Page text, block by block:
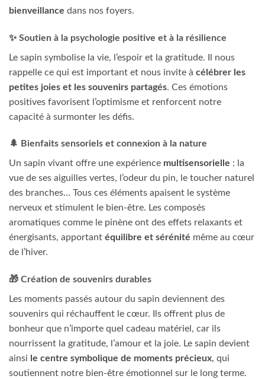
bienveillance dans nos foyers.
✨ Soutien à la psychologie positive et à la résilience
Le sapin symbolise la vie, l’espoir et la gratitude. Il nous
rappelle ce qui est important et nous invite à célébrer les
petites joies et les souvenirs partagés. Ces émotions
positives favorisent l’optimisme et renforcent notre
capacité à surmonter les défis.
🌲 Bienfaits sensoriels et connexion à la nature
Un sapin vivant offre une expérience multisensorielle : la
vue de ses aiguilles vertes, l’odeur du pin, le toucher naturel
des branches… Tous ces éléments apaisent le système
nerveux et stimulent le bien-être. Les composés
aromatiques comme le pinène ont des effets relaxants et
énergisants, apportant équilibre et sérénité même au cœur
de l’hiver.
🎁 Création de souvenirs durables
Les moments passés autour du sapin deviennent des
souvenirs qui réchauffent le cœur. Ils offrent plus de
bonheur que n’importe quel cadeau matériel, car ils
nourrissent la gratitude, l’amour et la joie. Le sapin devient
ainsi le centre symbolique de moments précieux, qui
soutiennent notre bien-être émotionnel sur le long terme.